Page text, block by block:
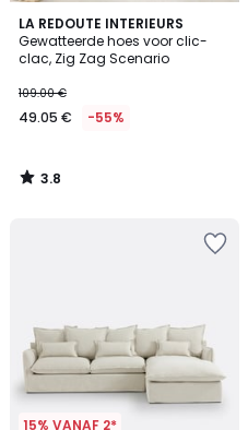
LA REDOUTE INTERIEURS
Gewatteerde hoes voor clic-
clac, Zig Zag Scenario
109.00 €
49.05 € -55%
3.8
/ 5
3.8
/
15% VANAF 2*